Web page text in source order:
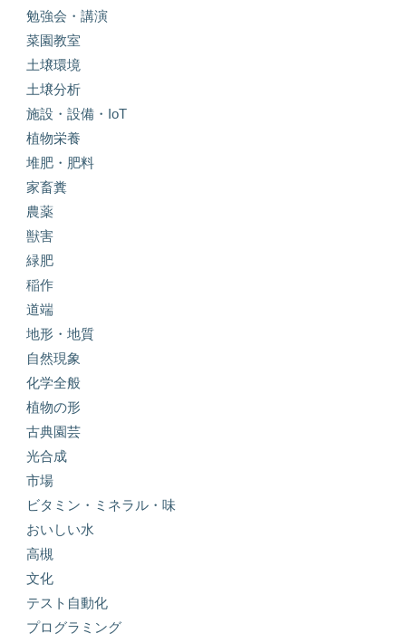
勉強会・講演
菜園教室
土壌環境
土壌分析
施設・設備・IoT
植物栄養
堆肥・肥料
家畜糞
農薬
獣害
緑肥
稲作
道端
地形・地質
自然現象
化学全般
植物の形
古典園芸
光合成
市場
ビタミン・ミネラル・味
おいしい水
高槻
文化
テスト自動化
プログラミング